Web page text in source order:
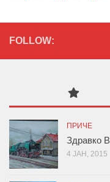
FOLLOW:
ПРИЧЕ
Здравко
4 ЈАН, 2015